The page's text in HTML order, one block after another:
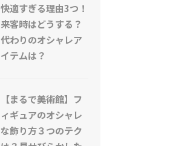
快適すぎる理由3つ！
来客時はどうする？
代わりのオシャレア
イテムは？
【まるで美術館】フ
ィギュアのオシャレ
な飾り方３つのテク